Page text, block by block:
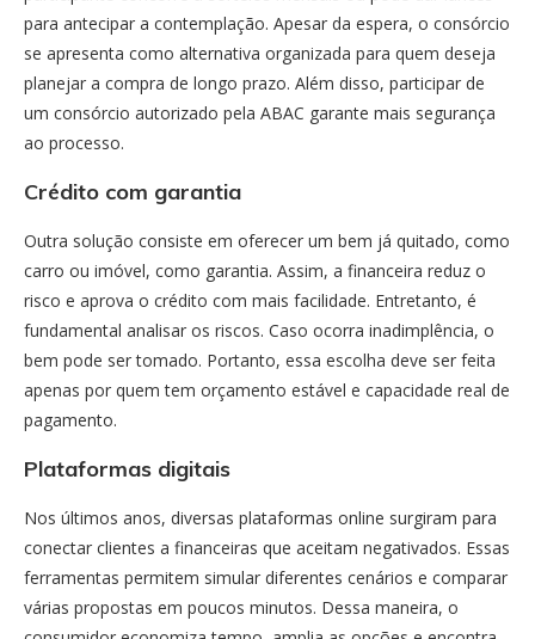
para antecipar a contemplação. Apesar da espera, o consórcio
se apresenta como alternativa organizada para quem deseja
planejar a compra de longo prazo. Além disso, participar de
um consórcio autorizado pela ABAC garante mais segurança
ao processo.
Crédito com garantia
Outra solução consiste em oferecer um bem já quitado, como
carro ou imóvel, como garantia. Assim, a financeira reduz o
risco e aprova o crédito com mais facilidade. Entretanto, é
fundamental analisar os riscos. Caso ocorra inadimplência, o
bem pode ser tomado. Portanto, essa escolha deve ser feita
apenas por quem tem orçamento estável e capacidade real de
pagamento.
Plataformas digitais
Nos últimos anos, diversas plataformas online surgiram para
conectar clientes a financeiras que aceitam negativados. Essas
ferramentas permitem simular diferentes cenários e comparar
várias propostas em poucos minutos. Dessa maneira, o